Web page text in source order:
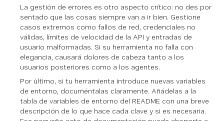
La gestión de errores es otro aspecto crítico: no des por
sentado que las cosas siempre van a ir bien. Gestione
casos extremos como fallos de red, credenciales no
válidas, límites de velocidad de la API y entradas de
usuario malformadas. Si su herramienta no falla con
elegancia, causará dolores de cabeza tanto a los
usuarios posteriores como a los agentes.
Por último, si tu herramienta introduce nuevas variables
de entorno, documéntalas claramente. Añádelas a la
tabla de variables de entorno del README con una breve
descripción de lo que hace cada clave y si es necesaria.